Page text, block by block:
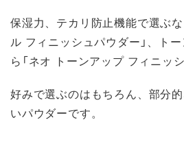
保湿力、テカリ防止機能で選ぶ
ル フィニッシュパウダー」、ト
ら「ネオ トーンアップ フィニッシ
好みで選ぶのはもちろん、部分
いパウダーです。